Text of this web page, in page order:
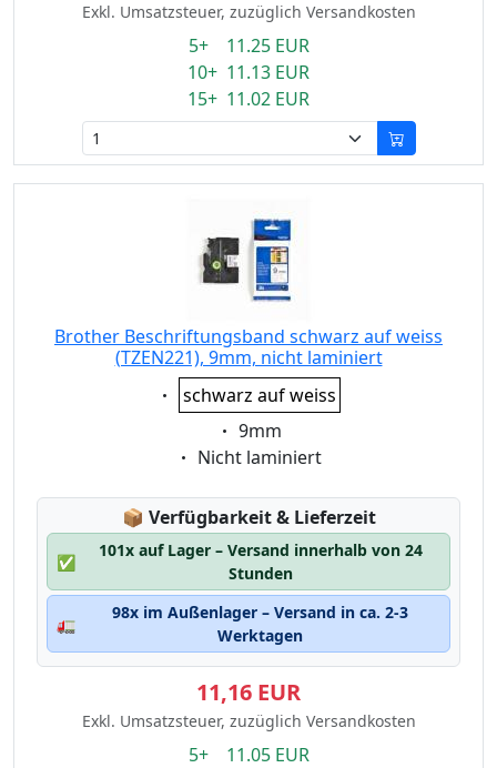
Exkl. Umsatzsteuer, zuzüglich Versandkosten
5+ 11.25 EUR
10+ 11.13 EUR
15+ 11.02 EUR
Brother Beschriftungsband schwarz auf weiss
(TZEN221), 9mm, nicht laminiert
Eigenschaft:
schwarz auf weiss
Eigenschaft:
9mm
Eigenschaft:
Nicht laminiert
📦 Lagerstatus:
Verfügbarkeit & Lieferzeit
✅
101x auf Lager – Versand innerhalb von 24
Stunden
🚛
98x im Außenlager – Versand in ca. 2-3
Werktagen
11,16 EUR
Exkl. Umsatzsteuer, zuzüglich Versandkosten
5+ 11.05 EUR